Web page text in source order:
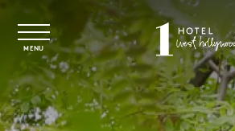
Spring til hovedindhold
MENU